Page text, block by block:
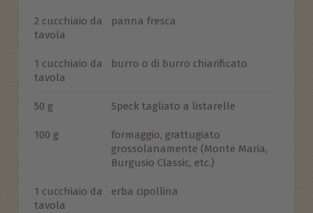
2 cucchiaio da
tavola
panna fresca
1 cucchiaio da
tavola
burro o di burro chiarificato
50 g Speck tagliato a listarelle
100 g
formaggio, grattugiato
grossolanamente (Monte Maria,
Burgusio Classic, etc.)
1 cucchiaio da
tavola
erba cipollina